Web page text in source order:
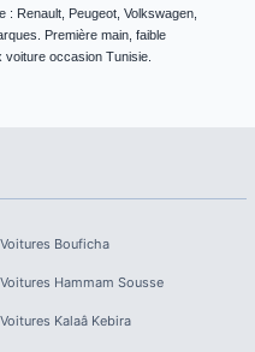
Renault, Peugeot, Volkswagen,
Première main, faible
occasion Tunisie.
Voitures Bouficha
Voitures Hammam Sousse
Voitures Kalaâ Kebira